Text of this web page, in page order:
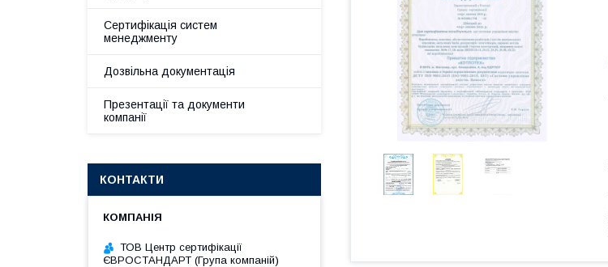
Сертифікація систем
менеджменту
Дозвільна документація
Презентації та документи
компанії
КОНТАКТИ
ТОВ Центр сертифікації
ЄВРОСТАНДАРТ (Група компаній)